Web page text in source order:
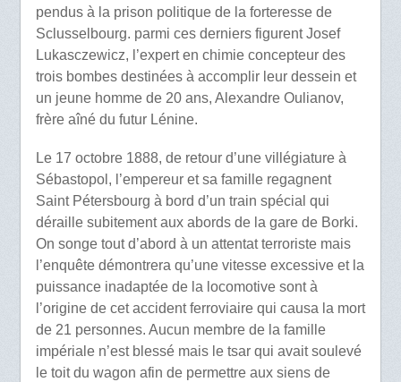
pendus à la prison politique de la forteresse de
Sclusselbourg. parmi ces derniers figurent Josef
Lukasczewicz, l’expert en chimie concepteur des
trois bombes destinées à accomplir leur dessein et
un jeune homme de 20 ans, Alexandre Oulianov,
frère aîné du futur Lénine.
Le 17 octobre 1888, de retour d’une villégiature à
Sébastopol, l’empereur et sa famille regagnent
Saint Pétersbourg à bord d’un train spécial qui
déraille subitement aux abords de la gare de Borki.
On songe tout d’abord à un attentat terroriste mais
l’enquête démontrera qu’une vitesse excessive et la
puissance inadaptée de la locomotive sont à
l’origine de cet accident ferroviaire qui causa la mort
de 21 personnes. Aucun membre de la famille
impériale n’est blessé mais le tsar qui avait soulevé
le toit du wagon afin de permettre aux siens de